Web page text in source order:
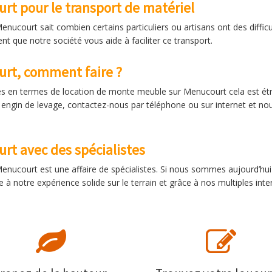
pour le transport de matériel
sait combien certains particuliers ou artisans ont des
que notre société vous aide à faciliter ce transport.
comment faire ?
en termes de location de monte meuble sur Menucourt cela est
de levage, contactez-nous par téléphone ou sur internet et
avec des spécialistes
est une affaire de spécialistes. Si nous sommes
à notre expérience solide sur le terrain et grâce à nos multiples